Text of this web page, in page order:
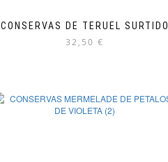
CONSERVAS DE TERUEL SURTIDO
32,50€